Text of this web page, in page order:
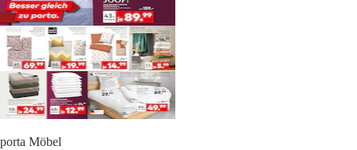
porta Möbel